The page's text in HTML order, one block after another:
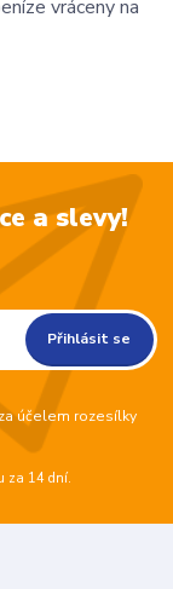
vráceny na
a slevy!
Přihlásit se
účelem rozesílky
za 14 dní.